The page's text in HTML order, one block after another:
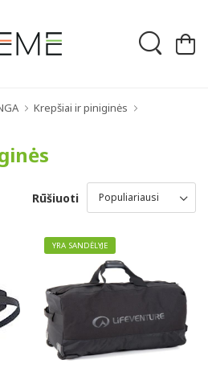
Krepšiai ir piniginės
Rūšiuoti
YRA SANDĖLYJE